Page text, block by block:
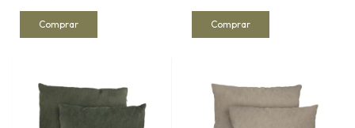
Comprar Comprar